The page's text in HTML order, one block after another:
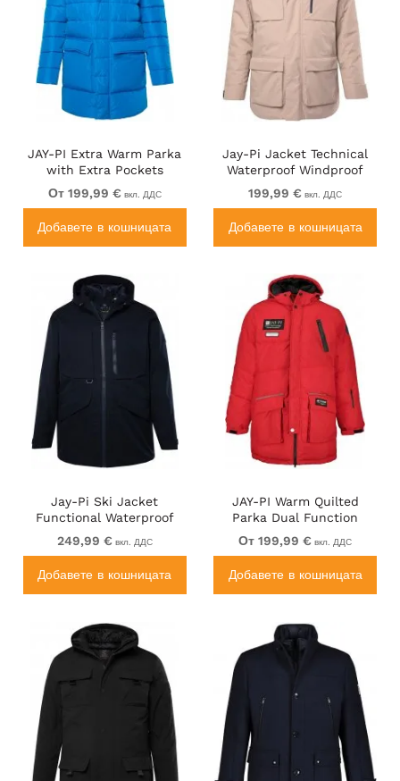
JAY-PI Extra Warm Parka
with Extra Pockets
От 199,99 € вкл. ДДС
Добавете в кошницата
Jay-Pi Jacket Technical
Waterproof Windproof
Dusty Pink
199,99 € вкл. ДДС
Добавете в кошницата
Jay-Pi Ski Jacket
Functional Waterproof
Windproof Navy
249,99 € вкл. ДДС
Добавете в кошницата
JAY-PI Warm Quilted
Parka Dual Function
Windproof and Water
Repellent Red
От 199,99 € вкл. ДДС
Добавете в кошницата